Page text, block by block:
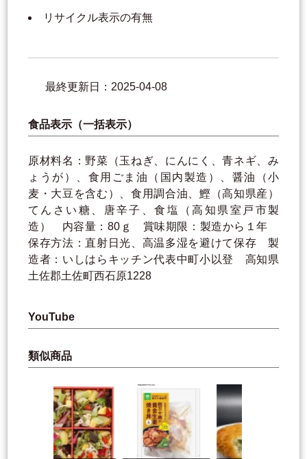
リサイクル表示の有無
最終更新日：2025-04-08
食品表示（一括表示）
原材料名：野菜（玉ねぎ、にんにく、青ネギ、み
ょうが）、食用ごま油（国内製造）、醤油（小
麦・大豆を含む）、食用調合油、鰹（高知県産）
てんさい糖、唐辛子、食塩（高知県室戸市製
造） 内容量：80ｇ 賞味期限：製造から１年
保存方法：直射日光、高温多湿を避けて保存 製
造者：いしはらキッチン代表中町小以登 高知県
土佐郡土佐町西石原1228
YouTube
類似商品